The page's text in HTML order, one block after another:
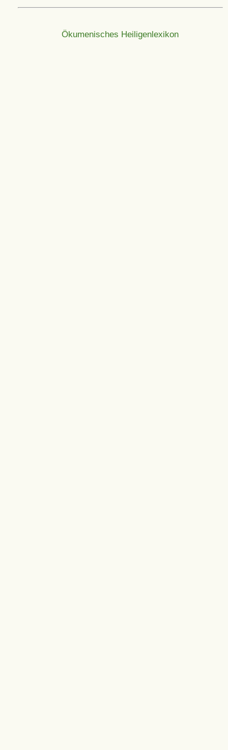
Ökumenisches Heiligenlexikon